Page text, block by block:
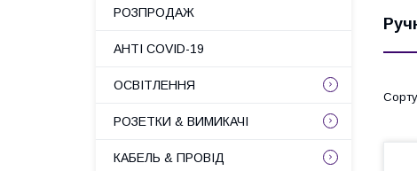
РОЗПРОДАЖ
АНТІ COVID-19
ОСВІТЛЕННЯ
РОЗЕТКИ & ВИМИКАЧІ
КАБЕЛЬ & ПРОВІД